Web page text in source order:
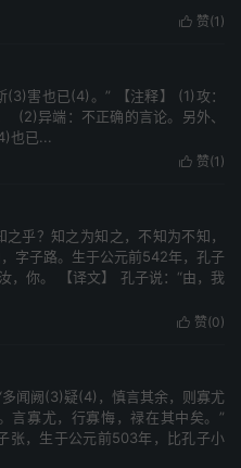
 赞(1 )
(3)害也已(4)。” 【注释】 (1)攻：
(2)异端：不正确的言论。另外、
也已...
 赞(1 )
乎？知之为知之，不知为不知，
字子路。生于公元前542年，孔子
你。 【译文】 孔子说：“由，我
 赞(0)
闻阙(3)疑(4)，慎言其余，则寡尤
言寡尤，行寡悔，禄在其中矣。”
张，生于公元前503年，比孔子小